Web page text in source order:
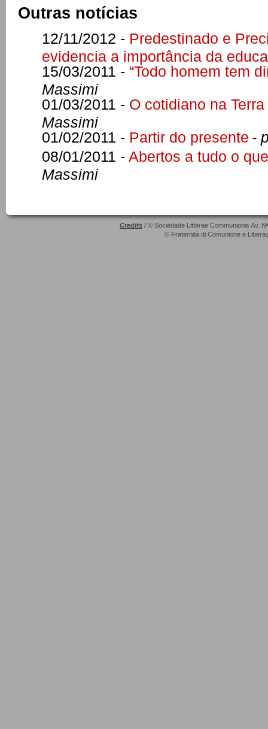
Outras notícias
12/11/2012 - Predestinado e
evidencia a importância da
15/03/2011 - “Todo homem tem
Massimi
01/03/2011 - O cotidiano na
Massimi
01/02/2011 - Partir do presente -
08/01/2011 - Abertos a tudo o
Massimi
Credits / © Sociedade Litterae Communionis Av.
© Fraternità di Comunione e